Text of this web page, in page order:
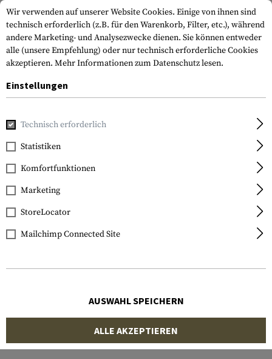
Home Waffenzubehör
Holosun
Solar Charging Rifle
Sight Red Dot
Wir verwenden auf unserer Website Cookies. Einige von ihnen sind
technisch erforderlich (z.B. für den Warenkorb, Filter, etc.), während
andere Marketing- und Analysezwecke dienen. Sie können entweder
alle (unsere Empfehlung) oder nur technisch erforderliche Cookies
akzeptieren. Mehr Informationen zum Datenschutz lesen.
Einstellungen
Technisch erforderlich
Statistiken
Komfortfunktionen
Marketing
StoreLocator
Mailchimp Connected Site
AUSWAHL SPEICHERN
ALLE AKZEPTIEREN